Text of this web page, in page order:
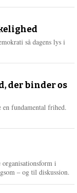
e
e
så dagens lys i
der binder os
fundamental frihed.
organisationsform i
– og til diskussion.